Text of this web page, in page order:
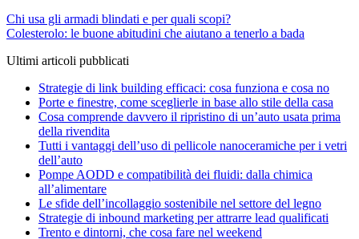
Navigazione
articoli
Chi usa gli armadi blindati e per quali scopi?
Colesterolo: le buone abitudini che aiutano a tenerlo a bada
Ultimi articoli pubblicati
Strategie di link building efficaci: cosa funziona e cosa no
Porte e finestre, come sceglierle in base allo stile della casa
Cosa comprende davvero il ripristino di un’auto usata prima
della rivendita
Tutti i vantaggi dell’uso di pellicole nanoceramiche per i vetri
dell’auto
Pompe AODD e compatibilità dei fluidi: dalla chimica
all’alimentare
Le sfide dell’incollaggio sostenibile nel settore del legno
Strategie di inbound marketing per attrarre lead qualificati
Trento e dintorni, che cosa fare nel weekend